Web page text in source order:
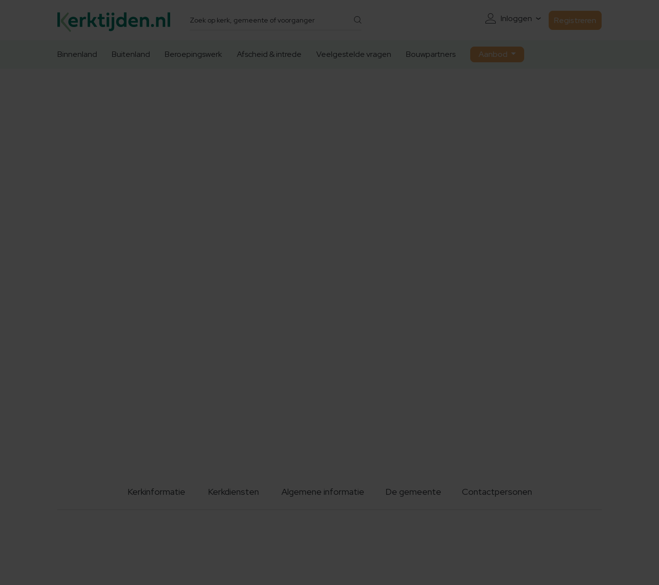
Zoeken Inloggen Registreren
Binnenland Buitenland Beroepingswerk Afscheid & intrede Veelgestelde vragen Bouwpartners Aanbod
Kerkinformatie Kerkdiensten Algemene informatie De gemeente Contactpersonen